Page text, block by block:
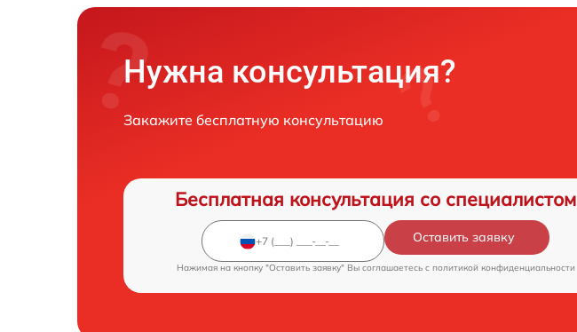
Нужна консультация?
Закажите бесплатную консультацию
Бесплатная консультация со специалистом
Оставить заявку
Нажимая на кнопку "Оставить заявку" Вы соглашаетесь c политикой конфиденциальности